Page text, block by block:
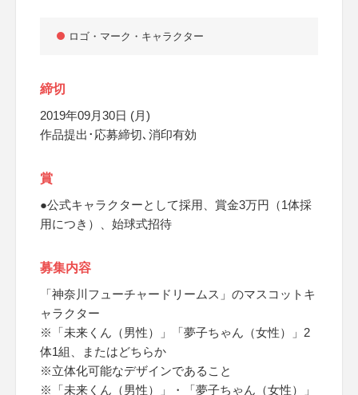
ロゴ・マーク・キャラクター
締切
2019年09月30日 (月)
作品提出･応募締切､消印有効
賞
●公式キャラクターとして採用、賞金3万円（1体採
用につき）、始球式招待
募集内容
「神奈川フューチャードリームス」のマスコットキ
ャラクター
※「未来くん（男性）」「夢子ちゃん（女性）」2
体1組、またはどちらか
※立体化可能なデザインであること
※「未来くん（男性）」・「夢子ちゃん（女性）」